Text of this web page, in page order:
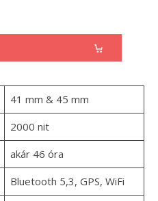
41 mm & 45 mm
2000 nit
akár 46 óra
Bluetooth 5,3, GPS, WiFi